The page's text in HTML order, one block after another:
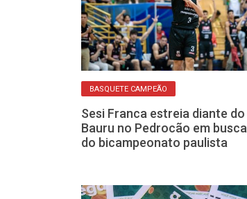
BASQUETE CAMPEÃO
Sesi Franca estreia diante do
Bauru no Pedrocão em busca
do bicampeonato paulista